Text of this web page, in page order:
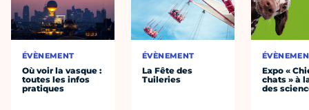
ÉVÈNEMENT
Où voir la vasque :
toutes les infos
pratiques
ÉVÈNEMENT
La Fête des
Tuileries
Expo «
chats » à
des